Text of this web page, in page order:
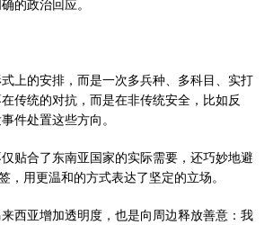
的政治回应。
上的安排，而是一次多兵种、多科目、实打
传统的对抗，而是在非传统安全，比如反
件处置这些方向。
贴合了东南亚国家的实际需要，还巧妙地避
，用更温和的方式表达了坚定的立场。
西亚增加透明度，也是向周边释放善意：我